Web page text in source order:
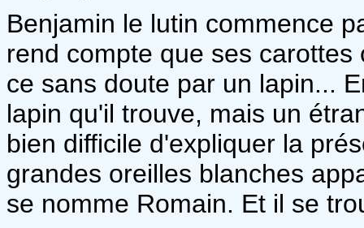
Benjamin le lutin commence
rend compte que ses
ce sans doute par un lapin...
lapin qu'il trouve, mais un
bien difficile d'expliquer la
grandes oreilles blanches
se nomme Romain. Et il se